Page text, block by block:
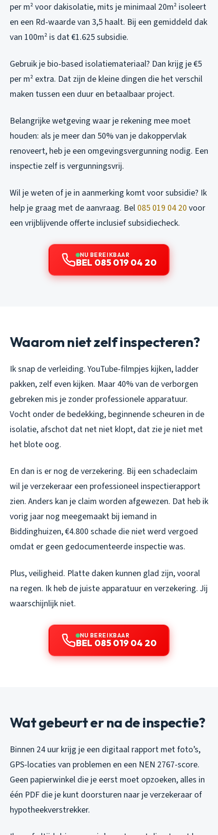
per m² voor dakisolatie, mits je minimaal 20m² isoleert
en een Rd-waarde van 3,5 haalt. Bij een gemiddeld dak
van 100m² is dat €1.625 subsidie.
Gebruik je bio-based isolatiemateriaal? Dan krijg je €5
per m² extra. Dat zijn de kleine dingen die het verschil
maken tussen een duur en betaalbaar project.
Belangrijke wetgeving waar je rekening mee moet
houden: als je meer dan 50% van je dakoppervlak
renoveert, heb je een omgevingsvergunning nodig. Een
inspectie zelf is vergunningsvrij.
Wil je weten of je in aanmerking komt voor subsidie? Ik
help je graag met de aanvraag. Bel 085 019 04 20 voor
een vrijblijvende offerte inclusief subsidiecheck.
NU BEREIKBAAR
BEL 085 019 04 20
Waarom niet zelf inspecteren?
Ik snap de verleiding. YouTube-filmpjes kijken, ladder
pakken, zelf even kijken. Maar 40% van de verborgen
gebreken mis je zonder professionele apparatuur.
Vocht onder de bedekking, beginnende scheuren in de
isolatie, afschot dat net niet klopt, dat zie je niet met
het blote oog.
En dan is er nog de verzekering. Bij een schadeclaim
wil je verzekeraar een professioneel inspectierapport
zien. Anders kan je claim worden afgewezen. Dat heb ik
vorig jaar nog meegemaakt bij iemand in
Biddinghuizen, €4.800 schade die niet werd vergoed
omdat er geen gedocumenteerde inspectie was.
Plus, veiligheid. Platte daken kunnen glad zijn, vooral
na regen. Ik heb de juiste apparatuur en verzekering. Jij
waarschijnlijk niet.
NU BEREIKBAAR
BEL 085 019 04 20
Wat gebeurt er na de inspectie?
Binnen 24 uur krijg je een digitaal rapport met foto’s,
GPS-locaties van problemen en een NEN 2767-score.
Geen papierwinkel die je eerst moet opzoeken, alles in
één PDF die je kunt doorsturen naar je verzekeraar of
hypotheekverstrekker.